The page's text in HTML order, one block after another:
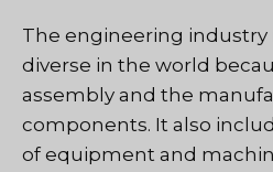
The engineering industry
diverse in the world
assembly and the
components. It also
of equipment and